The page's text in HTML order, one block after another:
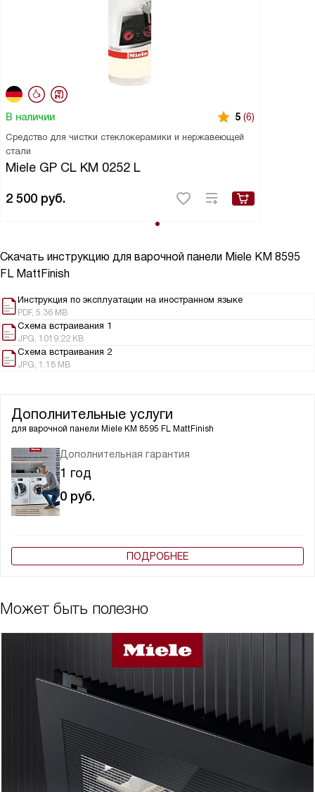
В наличии 5 (6)
Средство для чистки стеклокерамики и нержавеющей
стали
Miele GP CL KM 0252 L
2 500 руб.
Скачать инструкцию для варочной панели Miele KM 8595
FL MattFinish
Инструкция по эксплуатации на иностранном языке
PDF, 5.36 MB
Схема встраивания 1
JPG, 1019.22 KB
Схема встраивания 2
JPG, 1.18 MB
Дополнительные услуги
для варочной панели Miele KM 8595 FL MattFinish
Дополнительная гарантия
1 год
0 руб.
ПОДРОБНЕЕ
Может быть полезно